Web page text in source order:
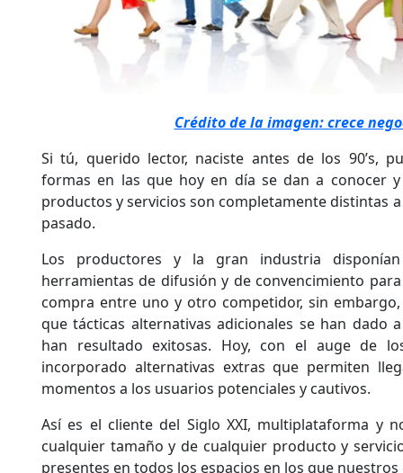
Crédito de la imagen: crece
Si tú, querido lector, naciste antes de los 90’s,
formas en las que hoy en día se dan a conocer
productos y servicios son completamente distintas
pasado.
Los productores y la gran industria
herramientas de difusión y de convencimiento
compra entre uno y otro competidor, sin
que tácticas alternativas adicionales se han dado
han resultado exitosas. Hoy, con el auge de
incorporado alternativas extras que permiten
momentos a los usuarios potenciales y cautivos.
Así es el cliente del Siglo XXI, multiplataforma y
cualquier tamaño y de cualquier producto y
presentes en todos los espacios en los que